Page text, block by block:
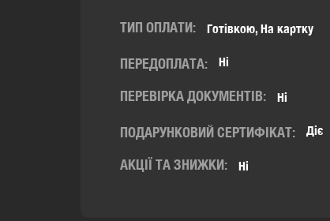
ТИП ОПЛАТИ: Готівкою, На картку
ПЕРЕДОПЛАТА: Ні
ПЕРЕВІРКА ДОКУМЕНТІВ: Ні
ПОДАРУНКОВИЙ СЕРТИФІКАТ: Діє
АКЦІЇ ТА ЗНИЖКИ: Ні